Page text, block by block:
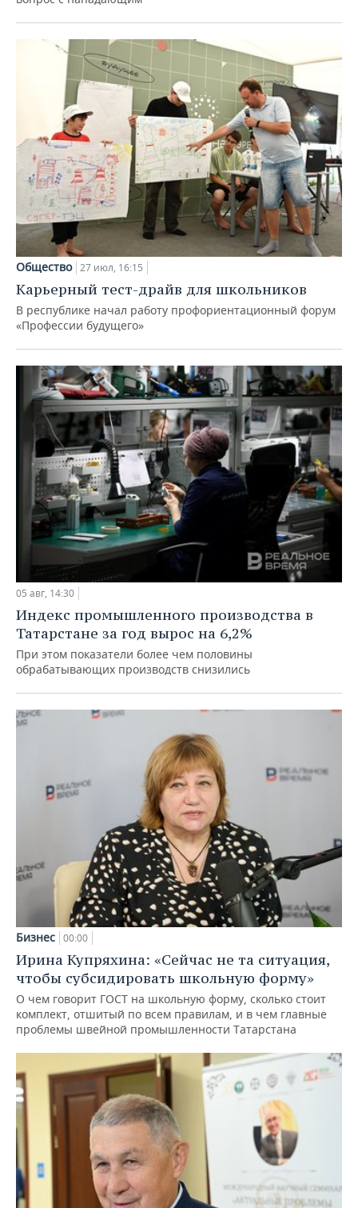
Общество 27 июл, 16:15
Карьерный тест-драйв для школьников
В республике начал работу профориентационный форум
«Профессии будущего»
05 авг, 14:30
Индекс промышленного производства в
Татарстане за год вырос на 6,2%
При этом показатели более чем половины
обрабатывающих производств снизились
Бизнес 00:00
Ирина Купряхина: «Сейчас не та ситуация,
чтобы субсидировать школьную форму»
О чем говорит ГОСТ на школьную форму, сколько стоит
комплект, отшитый по всем правилам, и в чем главные
проблемы швейной промышленности Татарстана